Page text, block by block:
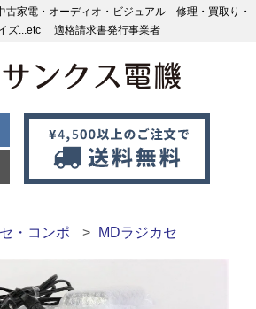
家電・オーディオ・ビジュアル 修理・買取り・
ズ...etc 適格請求書発行事業者
・コンポ MDラジカセ